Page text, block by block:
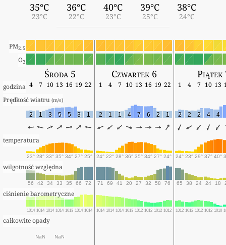
35°C
23°C
36°C
22°C
40°C
23°C
39°C
25°C
38°C
24°C
PM2.5
O3
Środa 5 Czwartek 6 Piątek
godzina 4 7 10 13 16 19 22 1 4 7 10 13 16 19 22 1 4 7 10 13
Prędkość wiatru (m/s)
2 1 3 5 5 3 1 2 1 1 4 7 6 2 1 2 2 2 4 4
temperatura
23° 28° 33° 35° 34° 27° 25° 24° 22° 28° 36° 35° 34° 27° 24° 24° 23° 29° 37° 40°
wilgotność względna
56 42 34 33 35 66 72 71 69 41 20 27 32 58 76 65 38 24 24 18
ciśnienie barometryczne
1014 1014 1014 1014 1013 1014 1014 1014 1014 1014 1013 1012 1012 1012 1012 1012 1012 1012 1012 1010
całkowite opady
NaN NaN